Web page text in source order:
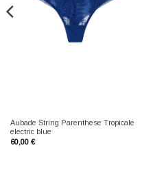
Aubade String Parenthese Tropicale
electric blue
60,00 €